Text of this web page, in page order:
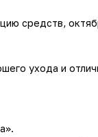
средств,
ухода и